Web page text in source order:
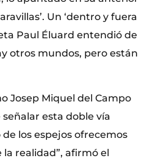
Un ‘dentro y fuera
Paul Éluard entendió de
otros mundos, pero están
Josep Miquel del Campo
esta doble vía
los espejos ofrecemos
realidad”, afirmó el